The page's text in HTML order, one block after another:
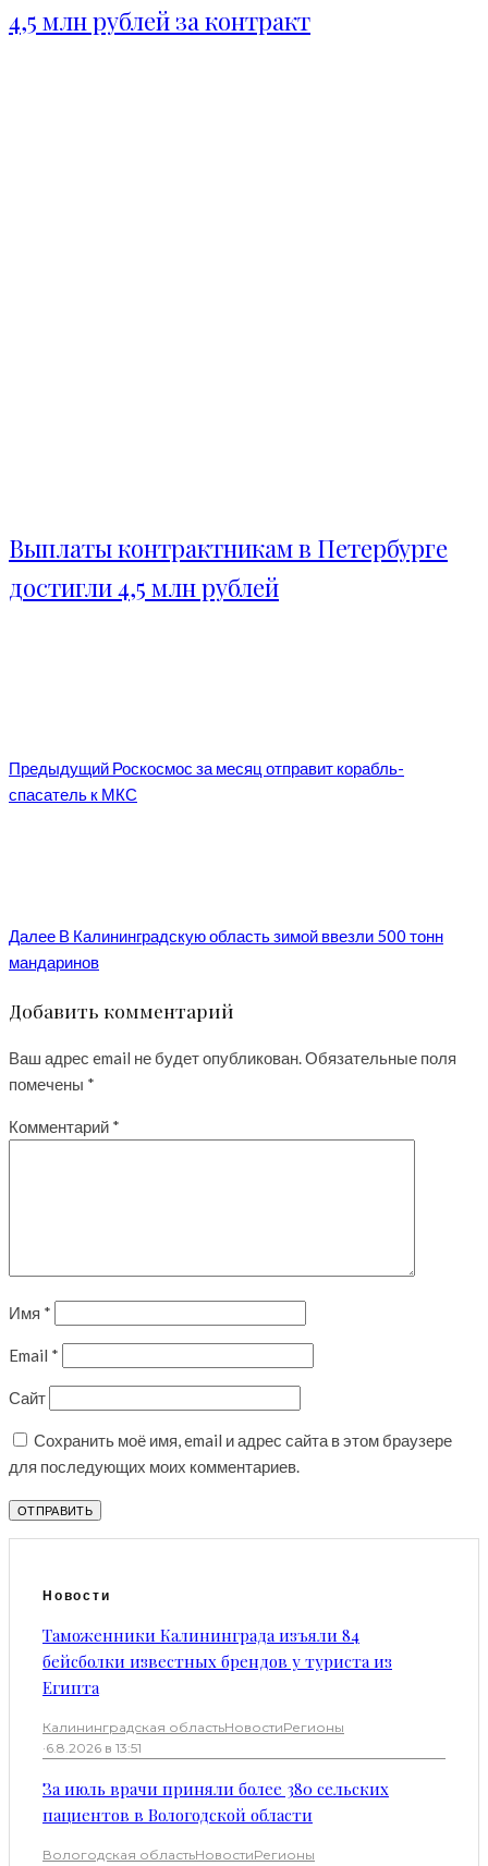
4,5 млн рублей за контракт
Выплаты контрактникам в Петербурге
достигли 4,5 млн рублей
Предыдущий Роскосмос за месяц отправит корабль-
спасатель к МКС
Далее В Калининградскую область зимой ввезли 500 тонн
мандаринов
Добавить комментарий
Ваш адрес email не будет опубликован.Обязательные поля
помечены *
Комментарий *
Имя *
Email *
Сайт
Сохранить моё имя, email и адрес сайта в этом браузере
для последующих моих комментариев.
Новости
Таможенники Калининграда изъяли 84
бейсболки известных брендов у туриста из
Египта
Калининградская областьНовостиРегионы
·6.8.2026 в 13:51
За июль врачи приняли более 380 сельских
пациентов в Вологодской области
Вологодская областьНовостиРегионы